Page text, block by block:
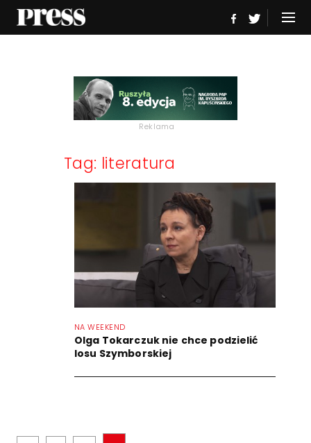
Reklama
Tag: literatura
NA WEEKEND
Olga Tokarczuk nie chce podzielić
losu Szymborskiej